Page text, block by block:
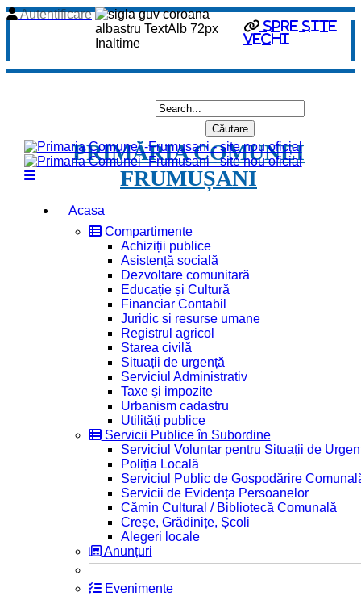
spre site
vechi
Autentificare
PRIMĂRIA COMUNEI
FRUMUȘANI
Acasa
Compartimente
Achiziții publice
Asistență socială
Dezvoltare comunitară
Educație și Cultură
Financiar Contabil
Juridic si resurse umane
Registrul agricol
Starea civilă
Situații de urgență
Serviciul Administrativ
Taxe și impozite
Urbanism cadastru
Utilități publice
Servicii Publice în Subordine
Serviciul Voluntar pentru Situații de
Poliția Locală
Serviciul Public de Gospodărire
Servicii de Evidența Persoanelor
Cămin Cultural / Bibliotecă Comunală
Creșe, Grădinițe, Școli
Alegeri locale
Anunțuri
Evenimente